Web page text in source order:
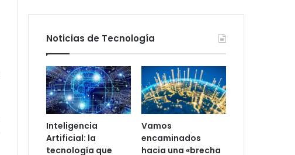
Noticias de Tecnología
Inteligencia
Artificial: la
tecnología que
Vamos
encaminados
hacia una «brecha